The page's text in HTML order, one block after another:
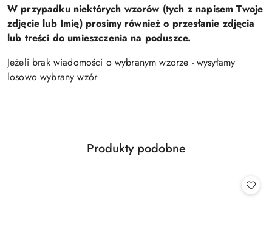
W przypadku niektórych wzorów (tych z napisem Twoje
zdjęcie lub Imię) prosimy również o przesłanie zdjęcia
lub treści do umieszczenia na poduszce.
Jeżeli brak wiadomości o wybranym wzorze - wysyłamy
losowo wybrany wzór
Pomiń karuzelę produktów
Produkty
Produkty podobne